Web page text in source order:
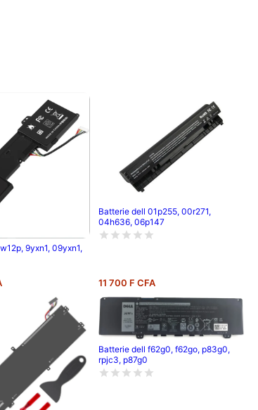
9yxn1, 09yxn1,
Batterie dell 01p255, 00r271,
04h636, 06p147
11 700 F CFA
Batterie dell f62g0, f62go, p83g0,
rpjc3, p87g0